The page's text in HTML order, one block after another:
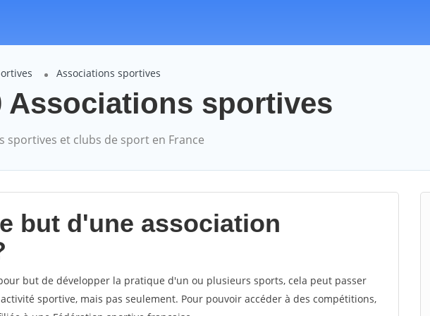
Associations sportives
Associations sportives
sportives et clubs de sport en France
but d'une association
but de développer la pratique d'un ou plusieurs sports, cela peut passer
sportive, mais pas seulement. Pour pouvoir accéder à des compétitions,